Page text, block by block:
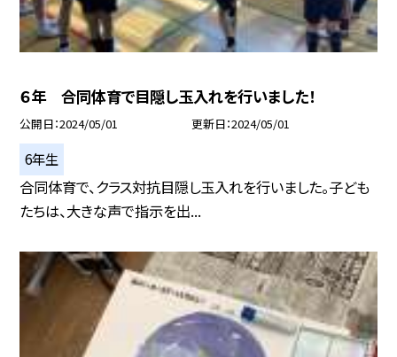
６年 合同体育で目隠し玉入れを行いました！
公開日 2024/05/01 更新日 2024/05/01
6年生
合同体育で、クラス対抗目隠し玉入れを行いました。子ども
たちは、大きな声で指示を出...